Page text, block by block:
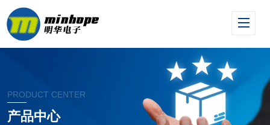
PRODUCT CENTER
产品中心